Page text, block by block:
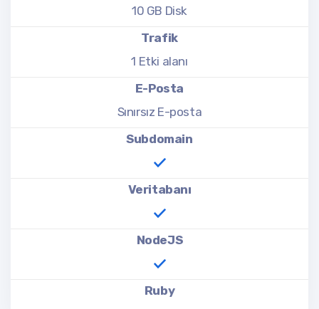
10 GB Disk
Trafik
1 Etki alanı
E-Posta
Sınırsız E-posta
Subdomain
Veritabanı
NodeJS
Ruby